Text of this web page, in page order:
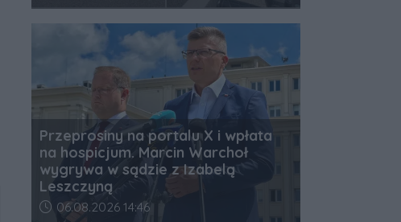
Przeprosiny na portalu X i wpłata
na hospicjum. Marcin Warchoł
wygrywa w sądzie z Izabelą
Leszczyną
Data dodania artykułu:
06.08.2026 14:46